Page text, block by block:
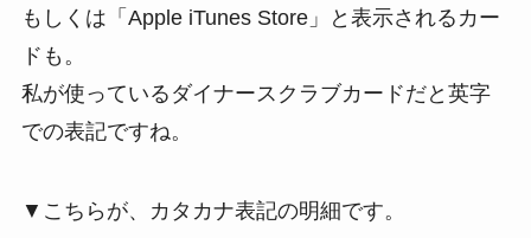
もしくは「Apple iTunes Store」と表示されるカー
ドも。
私が使っているダイナースクラブカードだと英字
での表記ですね。
▼こちらが、カタカナ表記の明細です。